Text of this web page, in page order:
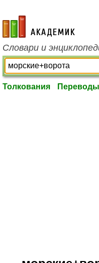
academic.ru
Словари и
Толкования Переводы